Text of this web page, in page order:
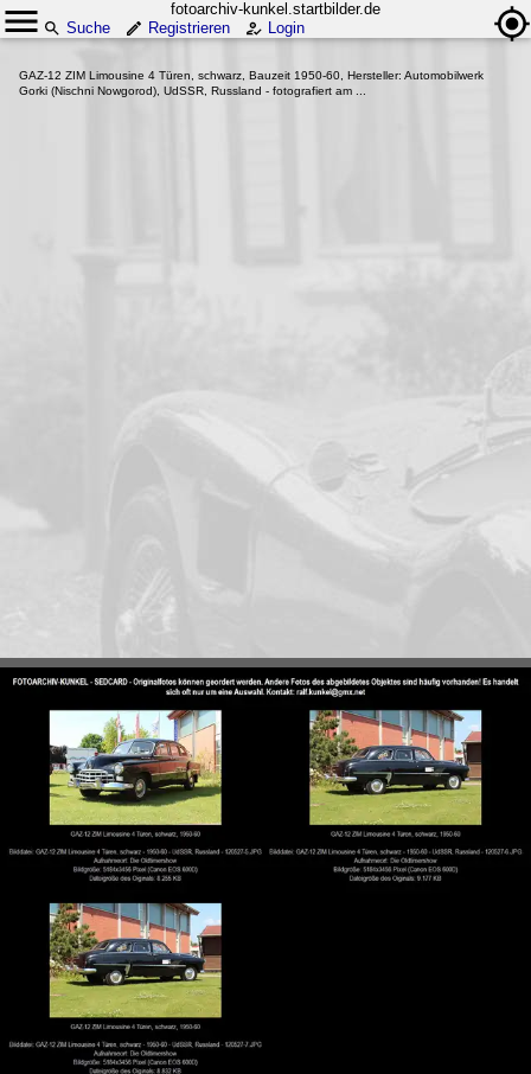
fotoarchiv-kunkel.startbilder.de
Suche
Registrieren Login
GAZ-12 ZIM Limousine 4 Türen, schwarz, Bauzeit 1950-60, Hersteller: Automobilwerk
Gorki (Nischni Nowgorod), UdSSR, Russland - fotografiert am ...